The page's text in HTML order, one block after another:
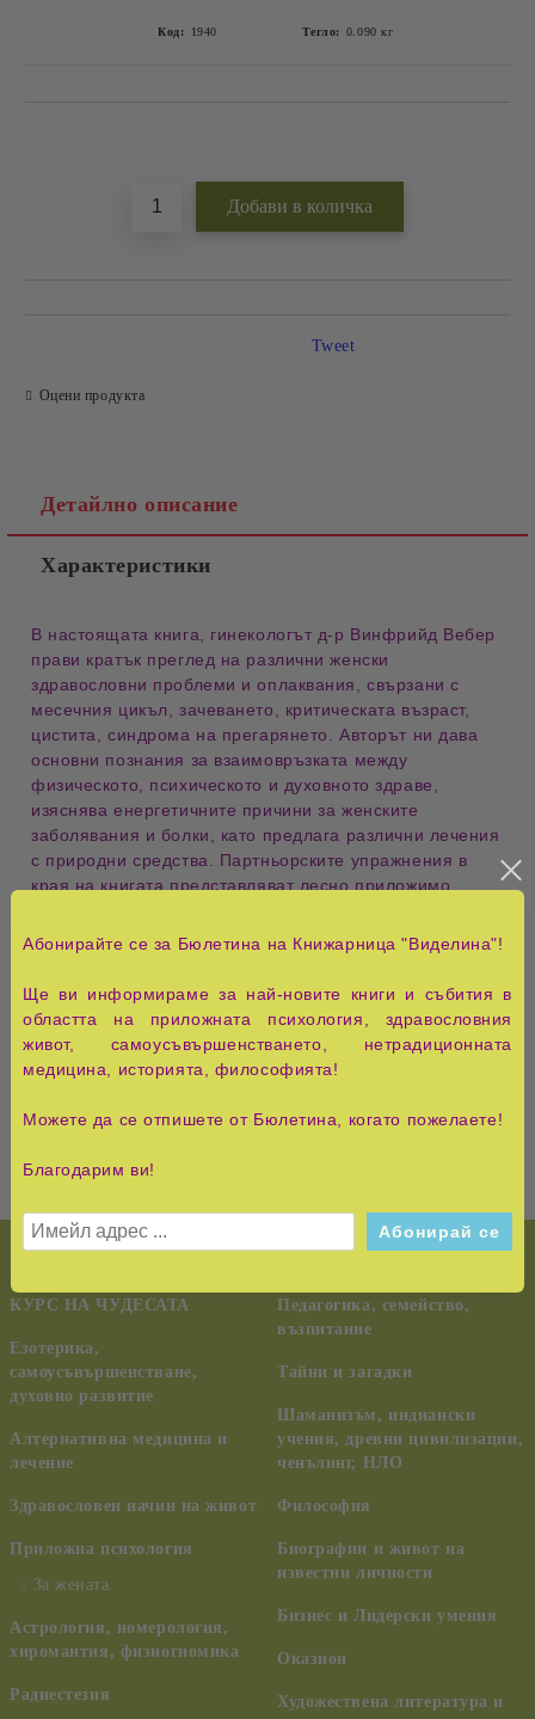
Код: 1940 Тегло: 0.090 кг
Оцени продукта
Tweet
Детайлно описание
Характеристики
В настоящата книга, гинекологът д-р Винфрийд Вебер
прави кратък преглед на различни женски
здравословни проблеми и оплаквания, свързани с
месечния цикъл, зачеването, критическата възраст,
цистита, синдрома на прегарянето. Авторът ни дава
основни познания за взаимовръзката между
физическото, психическото и духовното здраве,
изяснява енергетичните причини за женските
заболявания и болки, като предлага различни лечения
с природни средства. Партньорските упражнения в
края на книгата представляват лесно приложимо
част.
Д-р Винфрийд Вебер, роден 1948 г., е гинеколог,
натуропат и експерт по екологична медицина.
Води семинари и квалификационни курсове по
функционалната медицина.
НОВО!
КУРС НА ЧУДЕСАТА
Езотерика,
самоусъвършенстване,
духовно развитие
Алтернативна медицина и
лечение
Здравословен начин на живот
Приложна психология
За жената
Астрология, номерология,
хиромантия, физиогномика
Радиестезия
Педагогика, семейство,
възпитание
Тайни и загадки
Шаманизъм, индиански
учения, древни цивилизации,
ченълинг, НЛО
Философия
Биографии и живот на
известни личности
Бизнес и Лидерски умения
Оказион
Художествена литература и
Абонирайте се за Бюлетина на Книжарница "Виделина"!
Ще ви информираме за най-новите книги и събития в
областта на приложната психология, здравословния
живот, самоусъвършенстването, нетрадиционната
медицина, историята, философията!
Можете да се отпишете от Бюлетина, когато пожелаете!
Благодарим ви!